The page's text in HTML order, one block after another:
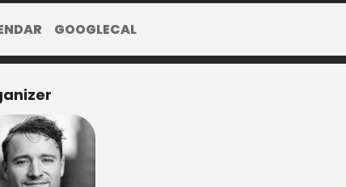
GOOGLECAL